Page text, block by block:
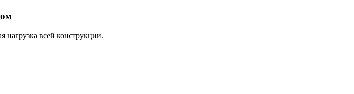
нагрузка всей конструкции.